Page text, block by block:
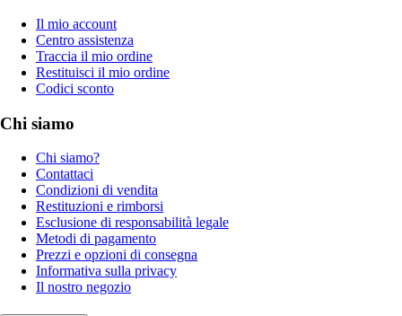
Il mio account
Centro assistenza
Traccia il mio ordine
Restituisci il mio ordine
Codici sconto
Chi siamo
Chi siamo?
Contattaci
Condizioni di vendita
Restituzioni e rimborsi
Esclusione di responsabilità legale
Metodi di pagamento
Prezzi e opzioni di consegna
Informativa sulla privacy
Il nostro negozio